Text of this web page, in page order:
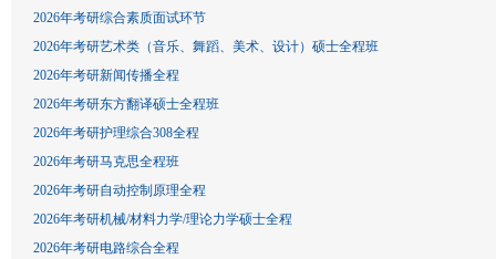
2026年考研综合素质面试环节
2026年考研艺术类（音乐、舞蹈、美术、设计）硕士全程班
2026年考研新闻传播全程
2026年考研东方翻译硕士全程班
2026年考研护理综合308全程
2026年考研马克思全程班
2026年考研自动控制原理全程
2026年考研机械/材料力学/理论力学硕士全程
2026年考研电路综合全程